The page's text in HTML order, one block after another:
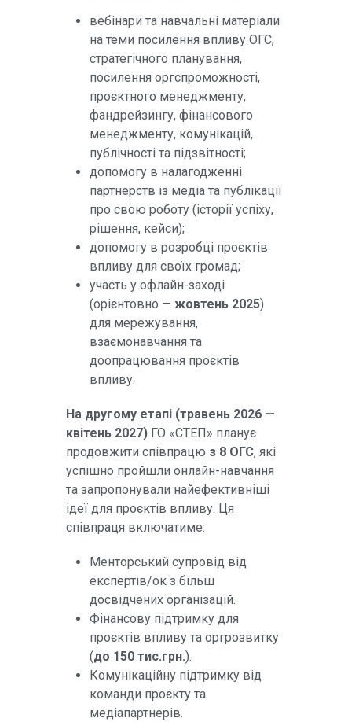
вебінари та навчальні матеріали
на теми посилення впливу ОГС,
стратегічного планування,
посилення оргспроможності,
проєктного менеджменту,
фандрейзингу, фінансового
менеджменту, комунікацій,
публічності та підзвітності;
допомогу в налагодженні
партнерств із медіа та публікації
про свою роботу (історії успіху,
рішення, кейси);
допомогу в розробці проєктів
впливу для своїх громад;
участь у офлайн-заході
(орієнтовно — жовтень 2025)
для мережування,
взаємонавчання та
доопрацювання проєктів
впливу.
На другому етапі (травень 2026 —
квітень 2027) ГО «СТЕП» планує
продовжити співпрацю з 8 ОГС, які
успішно пройшли онлайн-навчання
та запропонували найефективніші
ідеї для проєктів впливу. Ця
співпраця включатиме:
Менторський супровід від
експертів/ок з більш
досвідчених організацій.
Фінансову підтримку для
проєктів впливу та оргрозвитку
(до 150 тис.грн.).
Комунікаційну підтримку від
команди проєкту та
медіапартнерів.